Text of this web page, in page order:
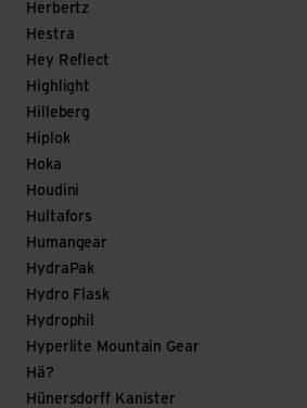
Herbertz
Hestra
Hey Reflect
Highlight
Hilleberg
Hiplok
Hoka
Houdini
Hultafors
Humangear
HydraPak
Hydro Flask
Hydrophil
Hyperlite Mountain Gear
Hä?
Hünersdorff Kanister